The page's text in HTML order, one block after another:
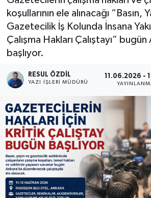
koşullarının ele alınacağı “Basın,
Gazetecilik İş Kolunda İnsana
Çalışma Hakları Çalıştayı” bugün
başlıyor.
RESUL ÖZDIL
YAZI İŞLERI MÜDÜRÜ
11.06.2026 -